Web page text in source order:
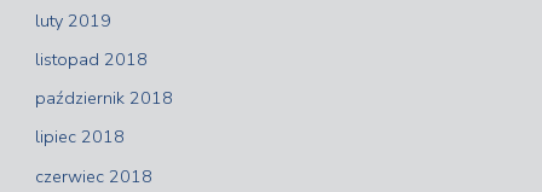
luty 2019
listopad 2018
październik 2018
lipiec 2018
czerwiec 2018